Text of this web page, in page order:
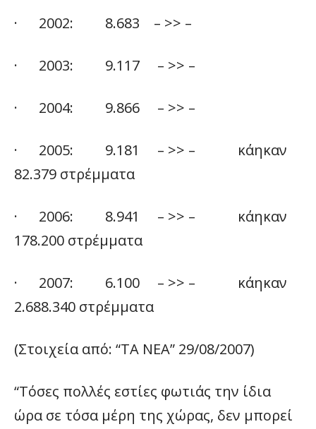
· 2002: 8.683 – >> –
· 2003: 9.117 – >> –
· 2004: 9.866 – >> –
· 2005: 9.181 – >> – κάηκαν
82.379 στρέμματα
· 2006: 8.941 – >> – κάηκαν
178.200 στρέμματα
· 2007: 6.100 – >> – κάηκαν
2.688.340 στρέμματα
(Στοιχεία από: “ΤΑ ΝΕΑ” 29/08/2007)
“Τόσες πολλές εστίες φωτιάς την ίδια
ώρα σε τόσα μέρη της χώρας, δεν μπορεί